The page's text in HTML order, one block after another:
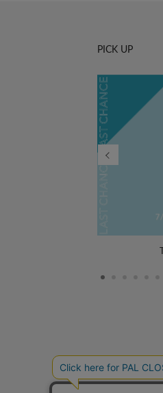
PICK UP